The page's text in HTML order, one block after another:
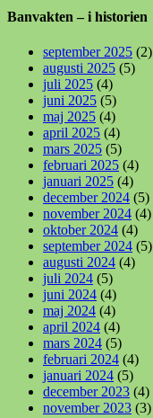
Banvakten – i historien
september 2025 (2)
augusti 2025 (5)
juli 2025 (4)
juni 2025 (5)
maj 2025 (4)
april 2025 (4)
mars 2025 (5)
februari 2025 (4)
januari 2025 (4)
december 2024 (5)
november 2024 (4)
oktober 2024 (4)
september 2024 (5)
augusti 2024 (4)
juli 2024 (5)
juni 2024 (4)
maj 2024 (4)
april 2024 (4)
mars 2024 (5)
februari 2024 (4)
januari 2024 (5)
december 2023 (4)
november 2023 (3)